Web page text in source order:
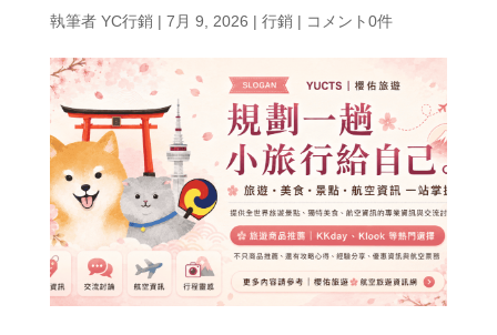
執筆者 YC行銷| 7月 9, 2026 | 行銷| コメント0件